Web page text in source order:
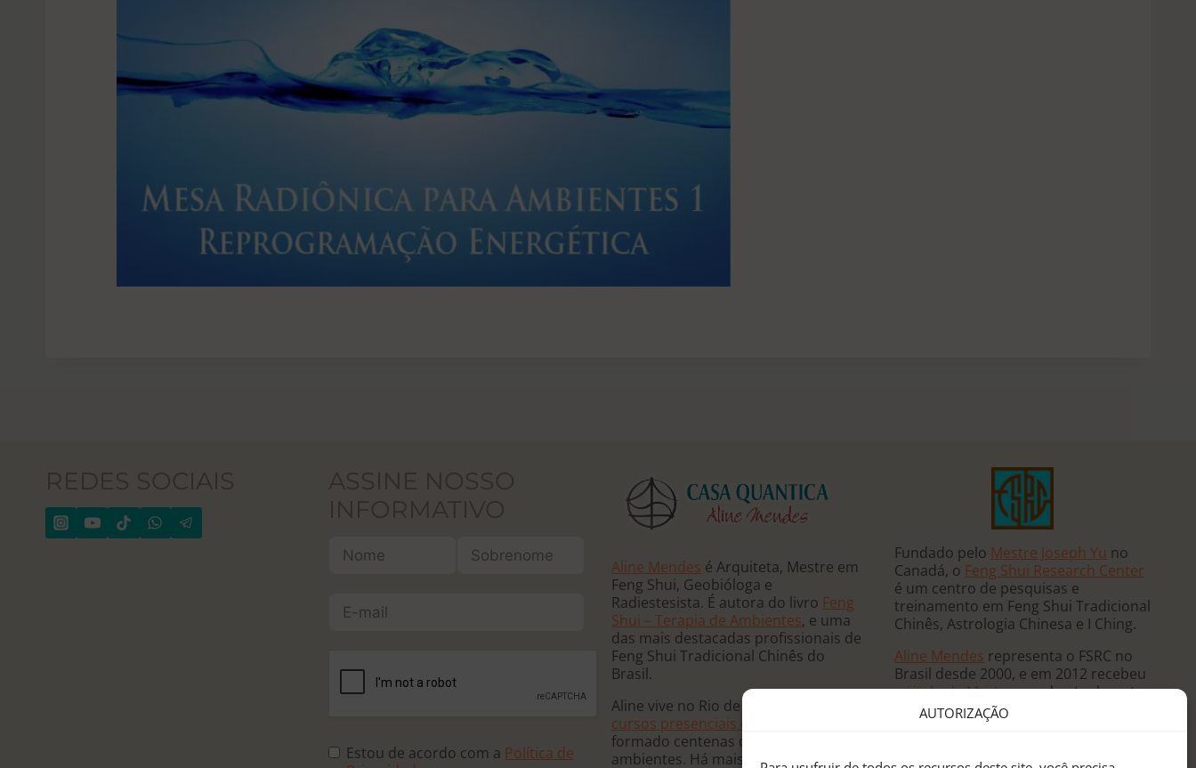
AUTORIZAÇÃO
REDES SOCIAIS
ASSINE NOSSO
INFORMATIVO
Estou de acordo com a Política de
Aline Mendes é Arquiteta, Mestre em
Feng Shui, Geobióloga e
Radiestesista. É autora do livro Feng
Shui – Terapia de Ambientes, e uma
das mais destacadas profissionais de
Feng Shui Tradicional Chinês do
Brasil.
Aline vive no Rio de Janeiro e ministra
cursos presenciais e online
formado centenas de terapeutas de
ambientes. Há mais de 20 anos
Fundado pelo Mestre Joseph Yu no
Canadá, o Feng Shui Research Center
é um centro de pesquisas e
treinamento em Feng Shui Tradicional
Chinês, Astrologia Chinesa e I Ching.
Aline Mendes representa o FSRC no
Brasil desde 2000, e em 2012 recebeu
otítulo de Mestre, sendo atualmente
a únicaMentora Oficial
língua portuguesa.